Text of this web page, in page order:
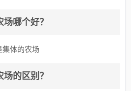
哪个好？
集体的农场
的区别？